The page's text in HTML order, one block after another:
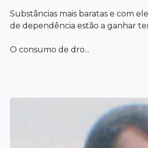
Substâncias mais baratas e com
de dependência estão a ganhar
O consumo de dro...